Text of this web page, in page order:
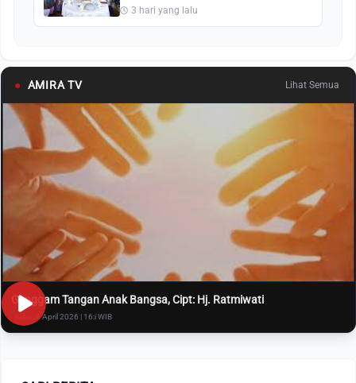
3 hari yang lalu
● AMIRA TV Lihat Semua
Genggam Tangan Anak Bangsa, Cipt: Hj. Ratmiwati
Rabu, 8 April 2026 | 16:i WIB